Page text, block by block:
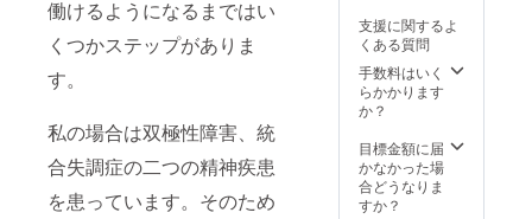
働けるようになるまではい
くつかステップがありま
す。
私の場合は双極性障害、統
合失調症の二つの精神疾患
を患っています。そのため
送りす
るアイ
テムと
は異な
支援に関するよ
くある質問
手数料はいく
らかかります
か？
目標金額に届
かなかった場
合どうなりま
すか？